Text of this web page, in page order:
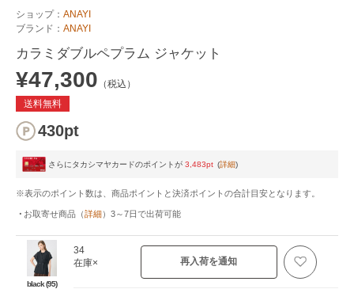
ショップ： ANAYI
ブランド： ANAYI
カラミダブルペプラム ジャケット
¥47,300 （税込）
送料無料
430pt
さらにタカシマヤカードのポイントが 3,483pt (詳細)
※表示のポイント数は、商品ポイントと決済ポイントの合計目安となります。
お取寄せ商品 （詳細） 3～7日で出荷可能
black (95)
34
在庫×
再入荷を通知